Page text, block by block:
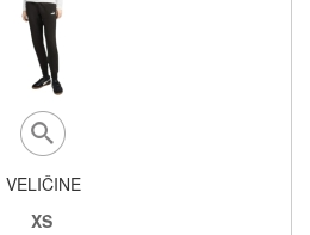
VELIČINE
XS